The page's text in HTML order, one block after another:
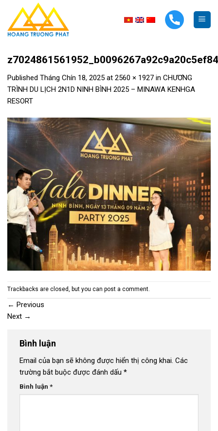
content
Published Tháng Chín 18, 2025 at 2560 × 1927 in CHƯƠNG
TRÌNH DU LỊCH 2N1D NINH BÌNH 2025 – MINAWA KENHGA
RESORT
Trackbacks are closed, but you can post a comment.
← Previous
Next →
Bình luận
Email của bạn sẽ không được hiển thị công khai. Các
trường bắt buộc được đánh dấu *
Bình luận *